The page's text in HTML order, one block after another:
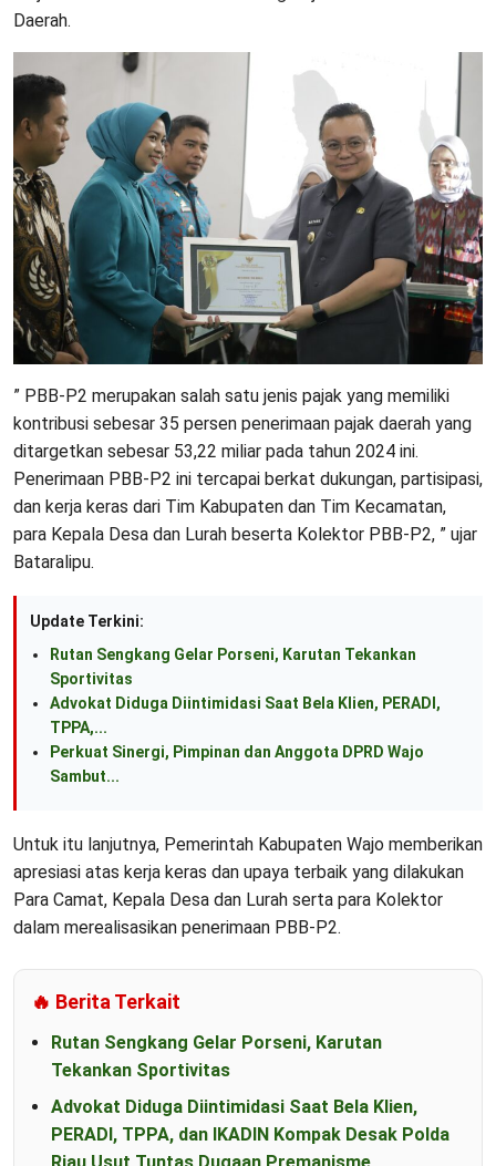
Daerah.
” PBB-P2 merupakan salah satu jenis pajak yang memiliki
kontribusi sebesar 35 persen penerimaan pajak daerah yang
ditargetkan sebesar 53,22 miliar pada tahun 2024 ini.
Penerimaan PBB-P2 ini tercapai berkat dukungan, partisipasi,
dan kerja keras dari Tim Kabupaten dan Tim Kecamatan,
para Kepala Desa dan Lurah beserta Kolektor PBB-P2, ” ujar
Bataralipu.
Update Terkini:
Rutan Sengkang Gelar Porseni, Karutan Tekankan
Sportivitas
Advokat Diduga Diintimidasi Saat Bela Klien, PERADI,
TPPA,...
Perkuat Sinergi, Pimpinan dan Anggota DPRD Wajo
Sambut...
Untuk itu lanjutnya, Pemerintah Kabupaten Wajo memberikan
apresiasi atas kerja keras dan upaya terbaik yang dilakukan
Para Camat, Kepala Desa dan Lurah serta para Kolektor
dalam merealisasikan penerimaan PBB-P2.
🔥 Berita Terkait
Rutan Sengkang Gelar Porseni, Karutan
Tekankan Sportivitas
Advokat Diduga Diintimidasi Saat Bela Klien,
PERADI, TPPA, dan IKADIN Kompak Desak Polda